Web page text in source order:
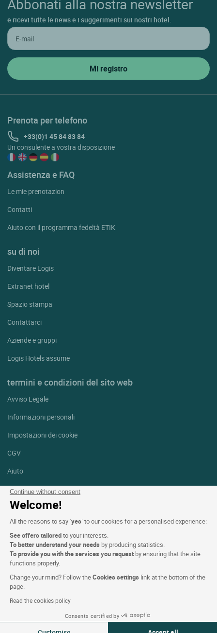
Continue without consent
Welcome!
All the reasons to say ‘yes’ to our cookies for a personalised experience:
See offers tailoredto your interests.
To better understand your needs by producing statistics.
To provide you with the services you request by ensuring that the site
functions properly.
Change your mind? Follow theCookies settings link at the bottom of the
page.
Read the cookies policy
Consents certified by
Abbonati alla nostra newsletter
e ricevi tutte le news e i suggerimenti sui nostri hotel.
Prenota per telefono
+33(0)1 45 84 83 84
Un consulente a vostra disposizione
Assistenza e FAQ
Le mie prenotazion
Contatti
Aiuto con il programma fedeltà ETIK
su di noi
Diventare Logis
Extranet hotel
Spazio stampa
Contattarci
Aziende e gruppi
Logis Hotels assume
termini e condizioni del sito web
Avviso Legale
Informazioni personali
Impostazioni dei cookie
CGV
Aiuto
Mappa del sito
Crediti fotografici
Facebook
Linkedin
Logis Hotels copyright © 2026 Tutti i diritti riservati - CGV. Powered